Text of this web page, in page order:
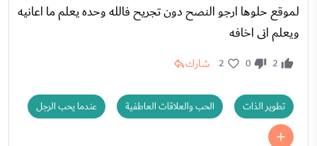
لموقع حلوها ارجو النصح دون تجريح فالله وحده يعلم ما اعانيه
ويعلم انى اخافه
2
0
2 شارك
تطوير الذات الحب والعلاقات العاطفية عندما يحب الرجل